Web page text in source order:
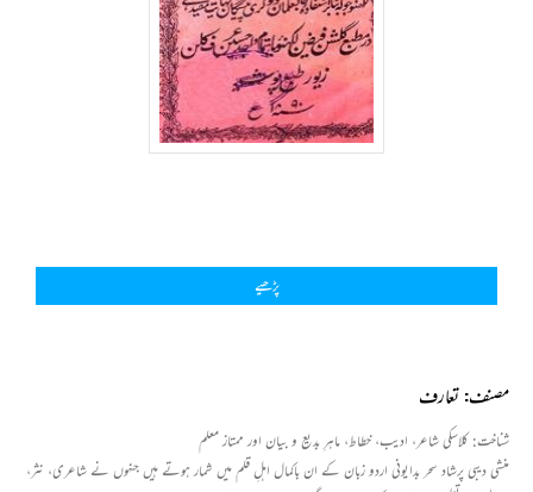
پڑھیے
مصنف: تعارف
شناخت: کلاسکی شاعر، ادیب، خطاط، ماہرِ بدیع و بیان اور ممتاز معلم
منشی دیبی پرشاد سحر بدایونی اردو زبان کے ان باکمال اہلِ قلم میں شمار ہوتے ہیں جنہوں نے شاعری، نثر،